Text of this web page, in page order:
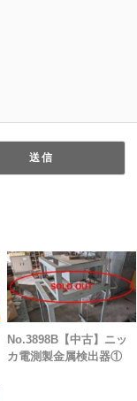
No.3898B【中古】ニッ
カ電測製金属検出器①